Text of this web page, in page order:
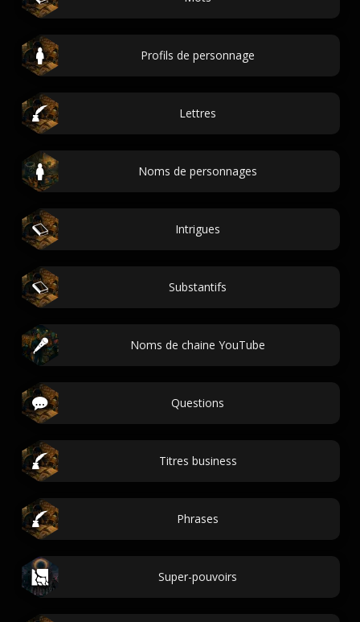
Profils de personnage
Lettres
Noms de personnages
Intrigues
Substantifs
Noms de chaine YouTube
Questions
Titres business
Phrases
Super-pouvoirs